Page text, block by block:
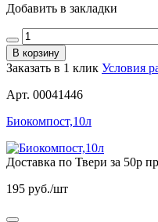
Добавить в закладки
В корзину
Заказать в 1 клик Условия
Арт. 00041446
Биокомпост,10л
Доставка по Твери за 50р
195 руб./шт